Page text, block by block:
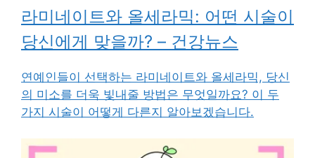
라미네이트와 올세라믹: 어떤 시술이
당신에게 맞을까? – 건강뉴스
연예인들이 선택하는 라미네이트와 올세라믹, 당신
의 미소를 더욱 빛내줄 방법은 무엇일까요? 이 두
가지 시술이 어떻게 다른지 알아보겠습니다.